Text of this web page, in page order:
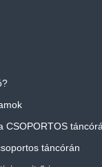
CSOPORTOS
táncórán